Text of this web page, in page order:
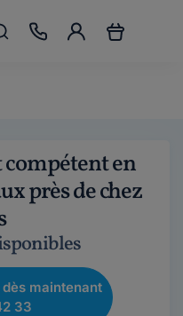
compétent en
près de chez
maintenant
33